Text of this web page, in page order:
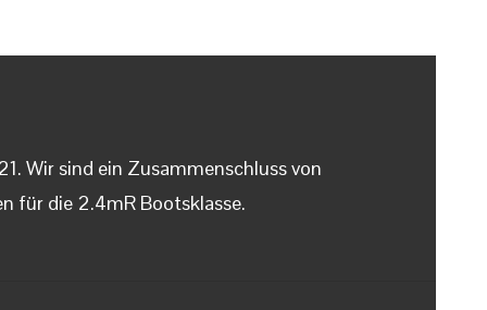
Wir sind ein Zusammenschluss von
für die 2.4mR Bootsklasse.